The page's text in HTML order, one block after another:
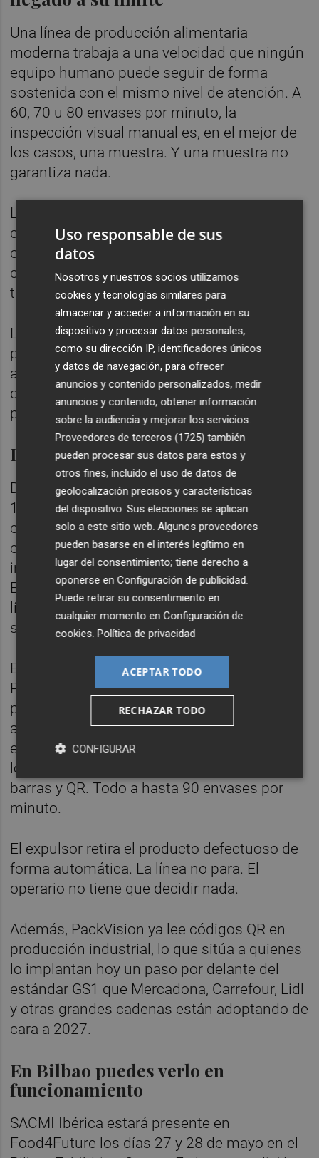
Una línea de producción alimentaria
moderna trabaja a una velocidad que ningún
equipo humano puede seguir de forma
sostenida con el mismo nivel de atención. A
60, 70 u 80 envases por minuto, la
inspección visual manual es, en el mejor de
los casos, una muestra. Y una muestra no
garantiza nada.
La fatiga, la rotación de personal, los
cambios de turno y la variabilidad entre
operarios generan inconsistencias que el
cliente retail no acepta. Y la normativa
tampoco.
La pregunta no es si se puede mejorar el
proceso manual. Es si tiene sentido seguir
apostando por él cuando existe tecnología
diseñada específicamente para este
problema.
Lo que PackVision hace en tu línea
Detrás de PackVision está SACMI: más de
100 años de ingeniería industrial, presente
en 78 países y con 30 años especializados
en sistemas de visión artificial para la
industria. No es una promesa de catálogo.
Es el conocimiento acumulado de miles de
líneas de producción concentrado en una
sola máquina.
En una sola pasada, y sin frenar la línea,
PackVision inspecciona el 100% de la
producción: detecta contaminantes
atrapados en el sellado, defectos de cierre,
errores de etiquetado, ausencia de fecha o
lote, y verifica la legibilidad de códigos de
barras y QR. Todo a hasta 90 envases por
minuto.
El expulsor retira el producto defectuoso de
forma automática. La línea no para. El
operario no tiene que decidir nada.
Además, PackVision ya lee códigos QR en
producción industrial, lo que sitúa a quienes
lo implantan hoy un paso por delante del
estándar GS1 que Mercadona, Carrefour, Lidl
y otras grandes cadenas están adoptando de
cara a 2027.
En Bilbao puedes verlo en
funcionamiento
SACMI Ibérica estará presente en
Food4Future los días 27 y 28 de mayo en el
Uso responsable de sus
datos
Nosotros y nuestros socios utilizamos
cookies y tecnologías similares para
almacenar y acceder a información en su
dispositivo y procesar datos personales,
como su dirección IP, identificadores únicos
y datos de navegación, para ofrecer
anuncios y contenido personalizados, medir
anuncios y contenido, obtener información
sobre la audiencia y mejorar los servicios.
Proveedores de terceros (1725) también
pueden procesar sus datos para estos y
otros fines, incluido el uso de datos de
geolocalización precisos y características
del dispositivo. Sus elecciones se aplican
solo a este sitio web. Algunos proveedores
pueden basarse en el interés legítimo en
lugar del consentimiento; tiene derecho a
oponerse enConfiguración de publicidad.
Puede retirar su consentimiento en
cualquier momento enConfiguración de
cookies.Política de privacidad
ACEPTAR TODO
RECHAZAR TODO
CONFIGURAR